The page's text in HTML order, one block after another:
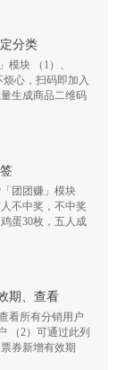
分类
模块 （1）、
烦心，扫码即加入
生成商品二维码
团团赚」模块
不中奖，不中奖
蛋30枚，五人成
期、查看
看所有分销用户
（2）可通过此列
券新增有效期